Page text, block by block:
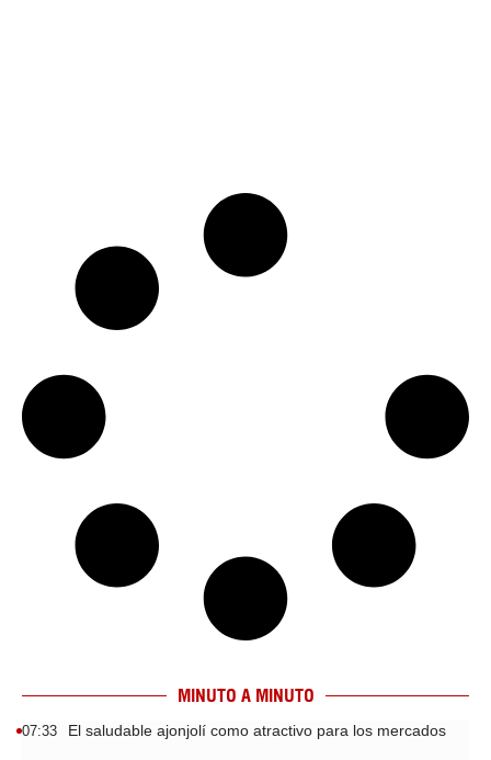
MINUTO A MINUTO
07:33 El saludable ajonjolí como atractivo para los mercados